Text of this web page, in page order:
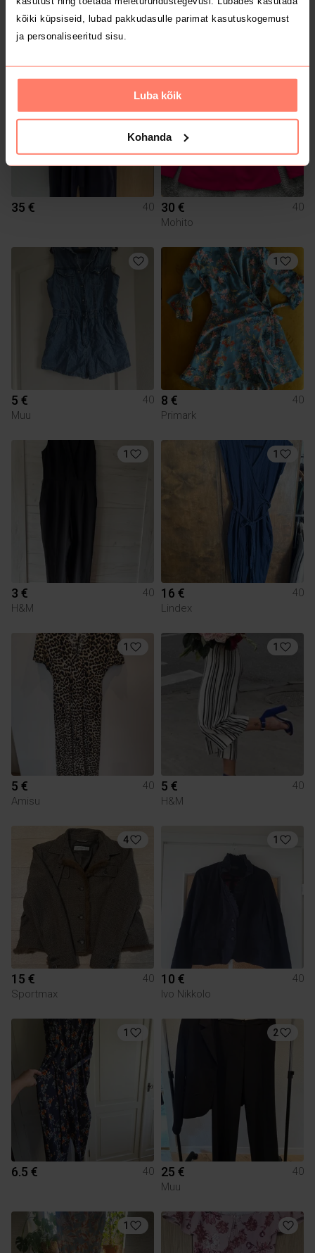
kõiki küpsiseid, lubad pakkudasulle parimat kasutuskogemust
ja personaliseeritud sisu.
Luba kõik
Kohanda
18 €
40
Next
105 €
2
35 € 40
2
30 €
40
Mohito
5 €
40
Muu
1
8 €
40
Primark
1
3 €
40
H&M
1
16 €
40
Lindex
1
5 €
40
Amisu
1
5 €
40
H&M
4
15 €
40
Sportmax
1
10 €
40
Ivo Nikkolo
1
6.5 € 40
2
25 €
40
Muu
1